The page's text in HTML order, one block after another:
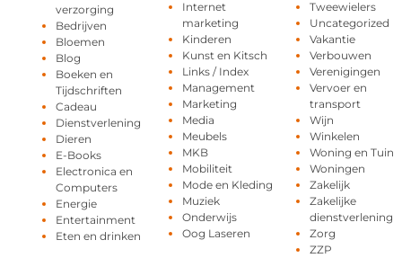
verzorging
Bedrijven
Bloemen
Blog
Boeken en
Tijdschriften
Cadeau
Dienstverlening
Dieren
E-Books
Electronica en
Computers
Energie
Entertainment
Eten en drinken
Internet
marketing
Kinderen
Kunst en Kitsch
Links / Index
Management
Marketing
Media
Meubels
MKB
Mobiliteit
Mode en Kleding
Muziek
Onderwijs
Oog Laseren
Tweewielers
Uncategorized
Vakantie
Verbouwen
Verenigingen
Vervoer en
transport
Wijn
Winkelen
Woning en Tuin
Woningen
Zakelijk
Zakelijke
dienstverlening
Zorg
ZZP